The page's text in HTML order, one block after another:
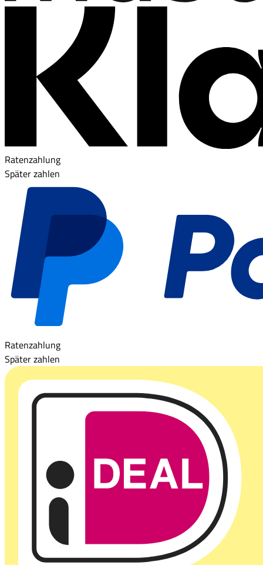
Ratenzahlung
Später zahlen
Ratenzahlung
Später zahlen